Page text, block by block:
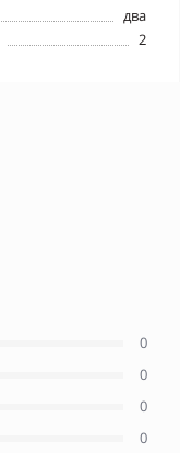
два
2
0
0
0
0